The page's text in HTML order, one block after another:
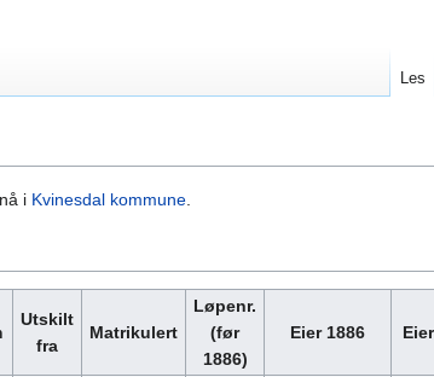
i Kvinesdal kommune.
Utskilt
fra
Matrikulert
Løpenr.
(før
1886)
Eier 1886
Les